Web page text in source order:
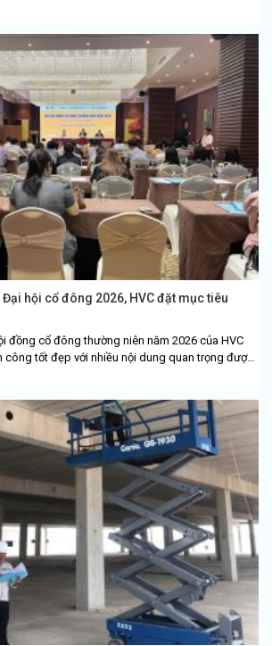
hội cổ đông 2026, HVC đặt mục tiêu
đồng cổ đông thường niên năm 2026 của HVC
công tốt đẹp với nhiều nội dung quan trọng được